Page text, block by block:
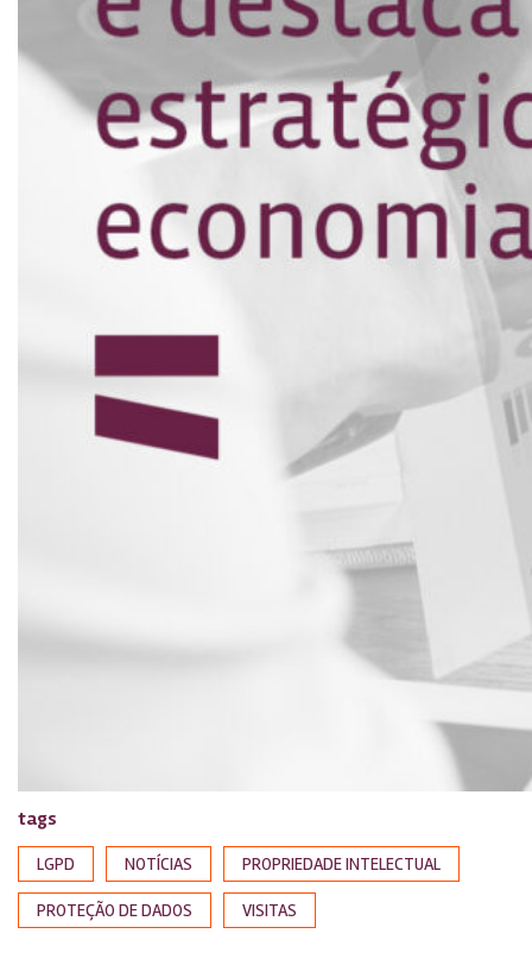
tags
LGPD NOTÍCIAS PROPRIEDADE INTELECTUAL
PROTEÇÃO DE DADOS VISITAS